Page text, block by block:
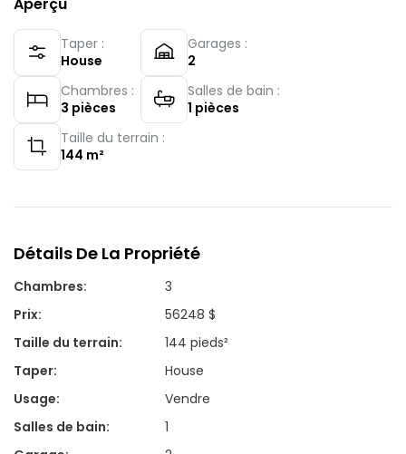
Taper :
House
Garages :
2
Chambres :
3 pièces
Salles de bain :
1 pièces
Taille du terrain :
144 m²
Détails De La Propriété
Chambres:
3
Prix:
56248 $
Taille du terrain:
144 pieds²
Taper:
House
Usage:
Vendre
Salles de bain:
1